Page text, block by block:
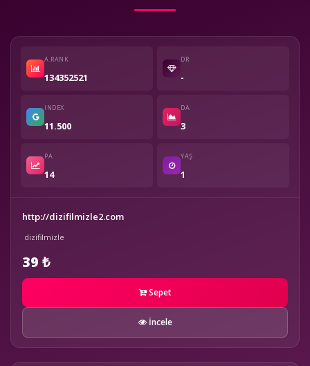
A.RANK
134352521
DR
-
INDEX
11.500
DA
3
PA
14
YAŞ
1
http://dizifilmizle2.com
dizifilmizle
39 ₺
Sepet
İncele